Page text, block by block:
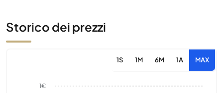
Storico dei prezzi
1S 1M 6M 1A MAX
1€